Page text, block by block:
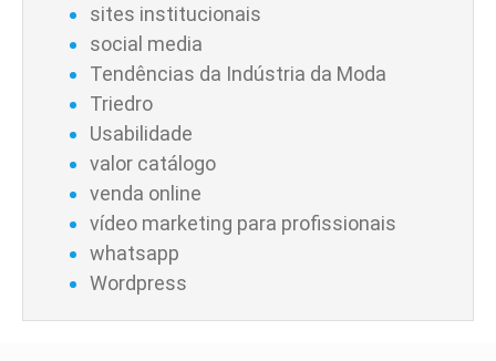
sites institucionais
social media
Tendências da Indústria da Moda
Triedro
Usabilidade
valor catálogo
venda online
vídeo marketing para profissionais
whatsapp
Wordpress